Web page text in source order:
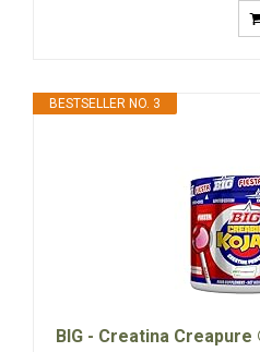
BESTSELLER NO. 3
BIG - Creatina